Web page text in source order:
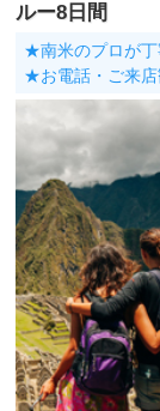
ルー8日間
★南米のプロが丁
★お電話・ご来店